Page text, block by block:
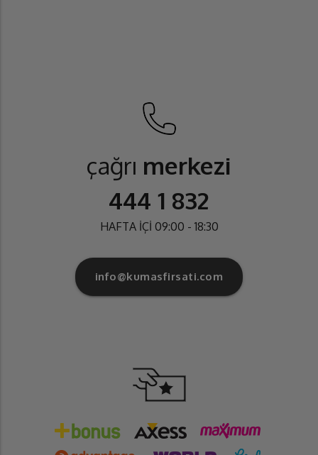
çağrı merkezi
444 1 832
HAFTA İÇİ 09:00 - 18:30
info@kumasfirsati.com